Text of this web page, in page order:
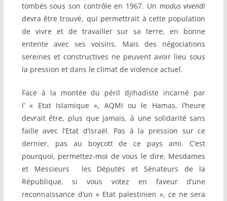
tombés sous son contrôle en 1967. Un modus vivendi
devra être trouvé, qui permettrait à cette population
de vivre et de travailler sur sa terre, en bonne
entente avec ses voisins. Mais des négociations
sereines et constructives ne peuvent avoir lieu sous
la pression et dans le climat de violence actuel.
Face à la montée du péril djihadiste incarné par
l’ « Etat Islamique », AQMI ou le Hamas, l’heure
devrait être, plus que jamais, à une solidarité sans
faille avec l’Etat d’Israël. Pas à la pression sur ce
dernier, pas au boycott de ce pays ami. C’est
pourquoi, permettez-moi de vous le dire, Mesdames
et Messieurs les Députés et Sénateurs de la
République, si vous votez en faveur d’une
reconnaissance d’un « Etat palestinien », ce ne sera